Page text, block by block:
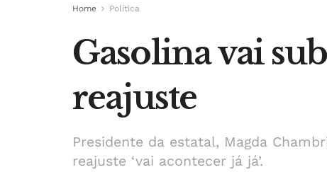
Home Política
Gasolina vai
reajuste
Presidente da estatal, Magda
reajuste ‘vai acontecer já já’.